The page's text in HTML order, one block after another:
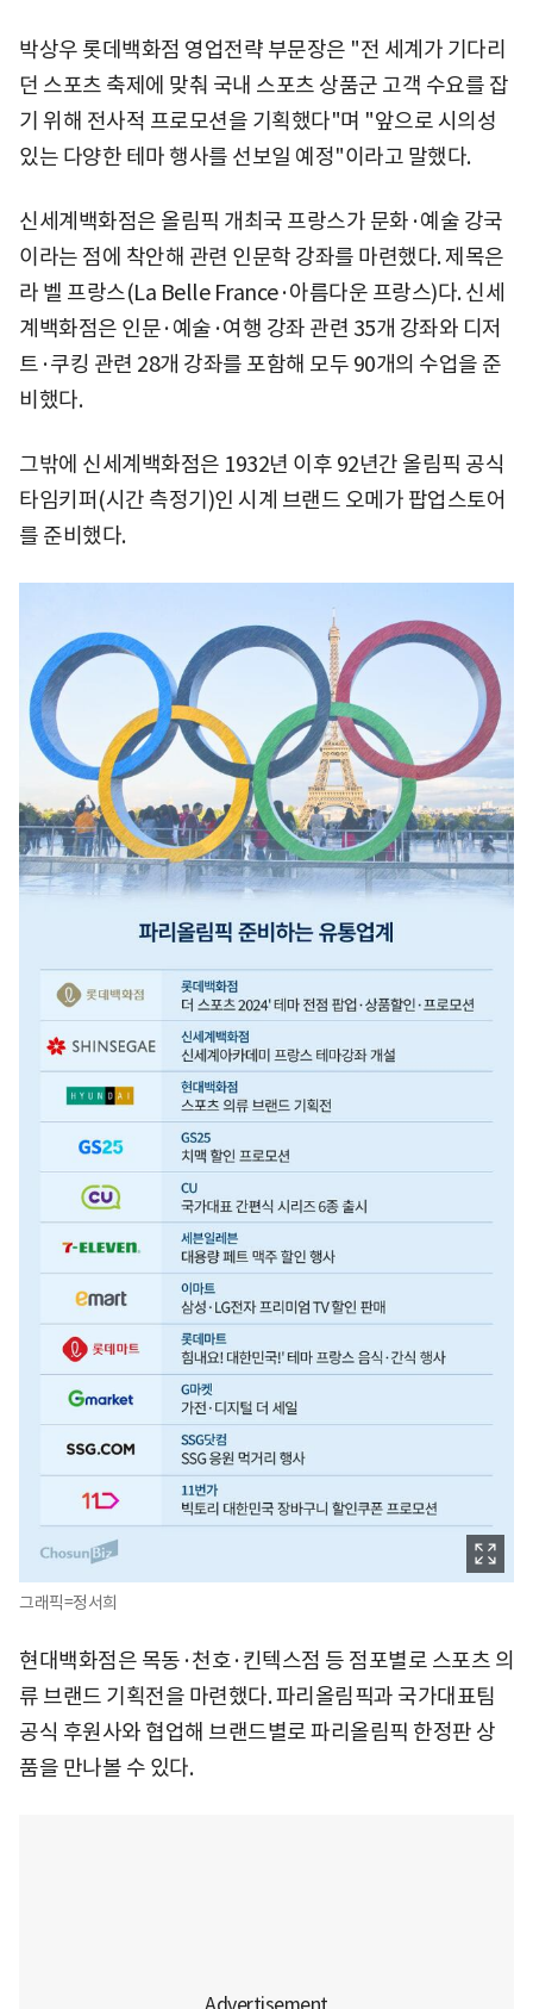
박상우 롯데백화점 영업전략 부문장은 "전 세계가 기다리
던 스포츠 축제에 맞춰 국내 스포츠 상품군 고객 수요를 잡
기 위해 전사적 프로모션을 기획했다"며 "앞으로 시의성
있는 다양한 테마 행사를 선보일 예정"이라고 말했다.
신세계백화점은 올림픽 개최국 프랑스가 문화·예술 강국
이라는 점에 착안해 관련 인문학 강좌를 마련했다. 제목은
라 벨 프랑스(La Belle France·아름다운 프랑스)다. 신세
계백화점은 인문·예술·여행 강좌 관련 35개 강좌와 디저
트·쿠킹 관련 28개 강좌를 포함해 모두 90개의 수업을 준
비했다.
그밖에 신세계백화점은 1932년 이후 92년간 올림픽 공식
타임키퍼(시간 측정기)인 시계 브랜드 오메가 팝업스토어
를 준비했다.
그래픽=정서희
현대백화점은 목동·천호·킨텍스점 등 점포별로 스포츠 의
류 브랜드 기획전을 마련했다. 파리올림픽과 국가대표팀
공식 후원사와 협업해 브랜드별로 파리올림픽 한정판 상
품을 만나볼 수 있다.